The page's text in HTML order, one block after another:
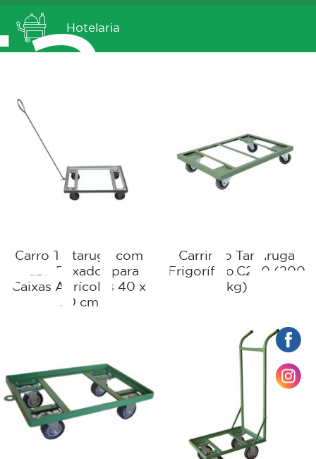
Hotelaria
Carro Tartaruga com
Cabo Puxador para
Caixas Agrícolas 40 x
60 cm
Carrinho Tartaruga
Frigorífico.C220 (200
kg)